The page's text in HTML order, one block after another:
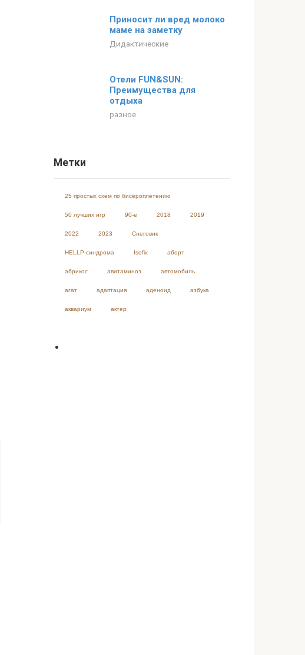
Приносит ли вред молоко
маме на заметку
Дидактические
Отели FUN&SUN:
Преимущества для
отдыха
разное
Метки
25 простых схем по бисероплетению
50 лучших игр 90-е 2018 2019
2022 2023 Cнеговик
HELLP-синдрома Isofix аборт
абрикос авитаминоз автомобиль
агат адаптация аденоид азбука
аквариум актер